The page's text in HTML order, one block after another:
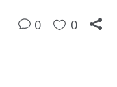
0 0